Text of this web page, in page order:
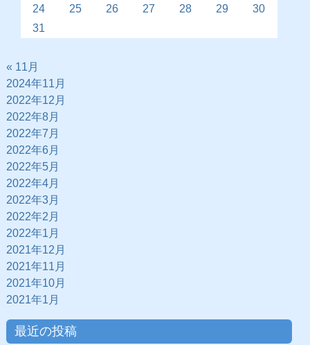
24
25 26 27 28 29
30
31
« 11月
2024年11月
2022年12月
2022年8月
2022年7月
2022年6月
2022年5月
2022年4月
2022年3月
2022年2月
2022年1月
2021年12月
2021年11月
2021年10月
2021年1月
最近の投稿